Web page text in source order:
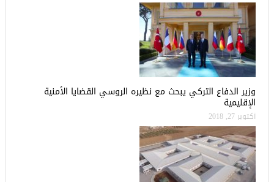
وزير الدفاع التركي يبحث مع نظيره الروسي القضايا الأمنية
الإقليمية
أكتوبر 27, 2018